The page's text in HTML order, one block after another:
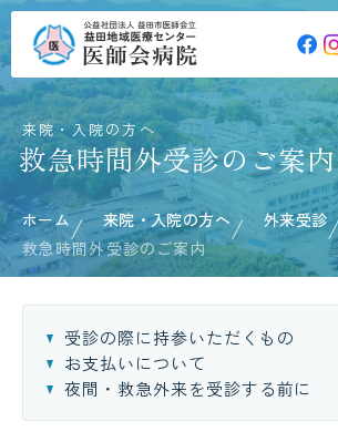
来院・入院の方へ
救急時間外受診のご案内
ホーム 来院・入院の方へ
外来受診
救急時間外受診のご案内
受診の際に持参いただくもの
お支払いについて
夜間・救急外来を受診する前に